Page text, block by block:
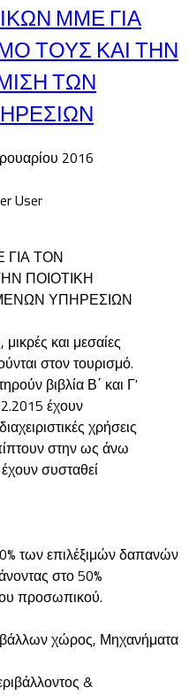
ΜΜΕ ΓΙΑ
ΤΟΥΣ ΚΑΙ ΤΗΝ
ΤΩΝ
2016
User
ΓΙΑ ΤΟΝ
ΠΟΙΟΤΙΚΗ
ΥΠΗΡΕΣΙΩΝ
και μεσαίες
στον τουρισμό.
βιβλία Β΄ και Γ'
έχουν
χρήσεις
στην ως άνω
συσταθεί
των επιλέξιμών δαπανών
στο 50%
προσωπικού.
χώρος, Μηχανήματα
&